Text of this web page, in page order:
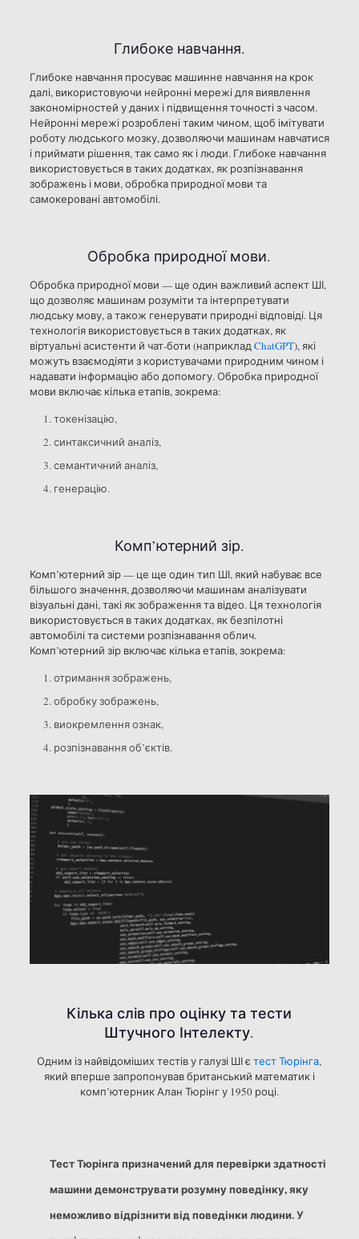
Глибоке навчання.
Глибоке навчання просуває машинне навчання на крок
далі, використовуючи нейронні мережі для виявлення
закономірностей у даних і підвищення точності з часом.
Нейронні мережі розроблені таким чином, щоб імітувати
роботу людського мозку, дозволяючи машинам навчатися
і приймати рішення, так само як і люди. Глибоке навчання
використовується в таких додатках, як розпізнавання
зображень і мови, обробка природної мови та
самокеровані автомобілі.
Обробка природної мови.
Обробка природної мови — ще один важливий аспект ШІ,
що дозволяє машинам розуміти та інтерпретувати
людську мову, а також генерувати природні відповіді. Ця
технологія використовується в таких додатках, як
віртуальні асистенти й чат-боти (наприкладChatGPT), які
можуть взаємодіяти з користувачами природним чином і
надавати інформацію або допомогу. Обробка природної
мови включає кілька етапів, зокрема:
токенізацію,
синтаксичний аналіз,
семантичний аналіз,
генерацію.
Комп’ютерний зір.
Комп’ютерний зір — це ще один тип ШІ, який набуває все
більшого значення, дозволяючи машинам аналізувати
візуальні дані, такі як зображення та відео. Ця технологія
використовується в таких додатках, як безпілотні
автомобілі та системи розпізнавання облич.
Комп’ютерний зір включає кілька етапів, зокрема:
отримання зображень,
обробку зображень,
виокремлення ознак,
розпізнавання об’єктів.
Кілька слів про оцінку та тести
Штучного Інтелекту.
Одним із найвідоміших тестів у галузі ШІ єтест Тюрінга,
який вперше запропонував британський математик і
комп’ютерник Алан Тюрінг у 1950 році.
Тест Тюрінга призначений для перевірки здатності
машини демонструвати розумну поведінку, яку
неможливо відрізнити від поведінки людини. У